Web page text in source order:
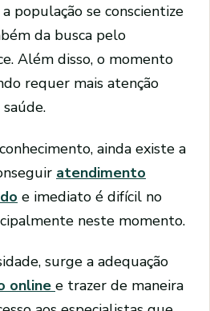
população se conscientize
da busca pelo
Além disso, o momento
requer mais atenção
ainda existe a
atendimento
e imediato é difícil no
neste momento.
surge a adequação
online e trazer de maneira